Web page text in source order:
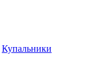
Купальники